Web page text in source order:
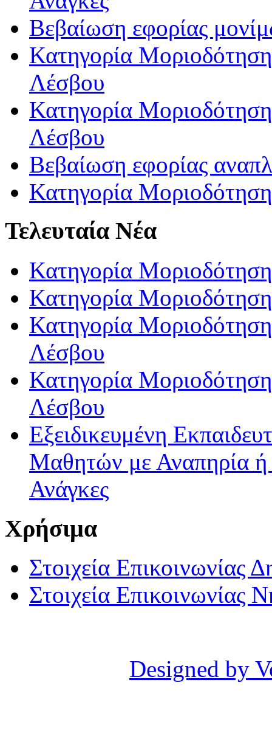
Βεβαίωση εφορίας
Κατηγορία
Λέσβου
Κατηγορία
Λέσβου
Βεβαίωση εφορίας
Κατηγορία
Τελευταία Νέα
Κατηγορία
Κατηγορία
Κατηγορία
Λέσβου
Κατηγορία
Λέσβου
Εξειδικευμένη
Μαθητών με Αναπηρία ή /
Ανάγκες
Χρήσιμα
Στοιχεία Επικοινωνίας
Στοιχεία Επικοινωνίας
Designed by